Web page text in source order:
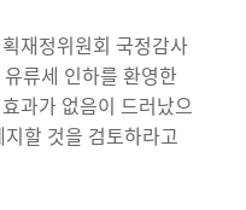
재정위원회 국정감사
류세 인하를 환영한
과가 없음이 드러났으
할 것을 검토하라고